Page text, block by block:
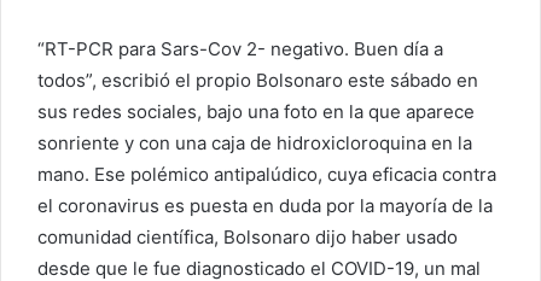
“RT-PCR para Sars-Cov 2- negativo. Buen día a
todos”, escribió el propio Bolsonaro este sábado en
sus redes sociales, bajo una foto en la que aparece
sonriente y con una caja de hidroxicloroquina en la
mano. Ese polémico antipalúdico, cuya eficacia contra
el coronavirus es puesta en duda por la mayoría de la
comunidad científica, Bolsonaro dijo haber usado
desde que le fue diagnosticado el COVID-19, un mal